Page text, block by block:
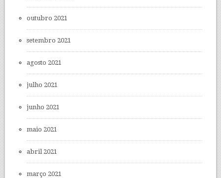
outubro 2021
setembro 2021
agosto 2021
julho 2021
junho 2021
maio 2021
abril 2021
março 2021